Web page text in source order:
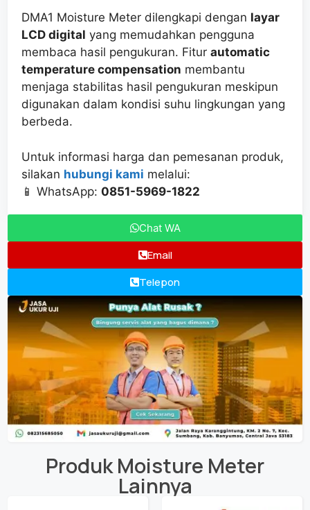
DMA1 Moisture Meter dilengkapi dengan layar
LCD digital yang memudahkan pengguna
membaca hasil pengukuran. Fitur automatic
temperature compensation membantu
menjaga stabilitas hasil pengukuran meskipun
digunakan dalam kondisi suhu lingkungan yang
berbeda.
Untuk informasi harga dan pemesanan produk,
silakan hubungi kami melalui:
📱 WhatsApp: 0851-5969-1822
Chat WA
Email
Telepon
ProdukMoisture Meter
Lainnya